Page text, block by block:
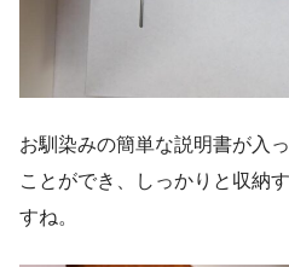
お馴染みの簡単な説明書が入
ことができ、しっかりと収納
すね。